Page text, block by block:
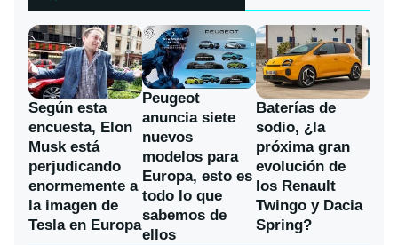
Según esta
encuesta, Elon
Musk está
perjudicando
enormemente a
la imagen de
Tesla en Europa
Peugeot
anuncia siete
nuevos
modelos para
Europa, esto es
todo lo que
sabemos de
ellos
Baterías de
sodio, ¿la
próxima gran
evolución de
los Renault
Twingo y Dacia
Spring?